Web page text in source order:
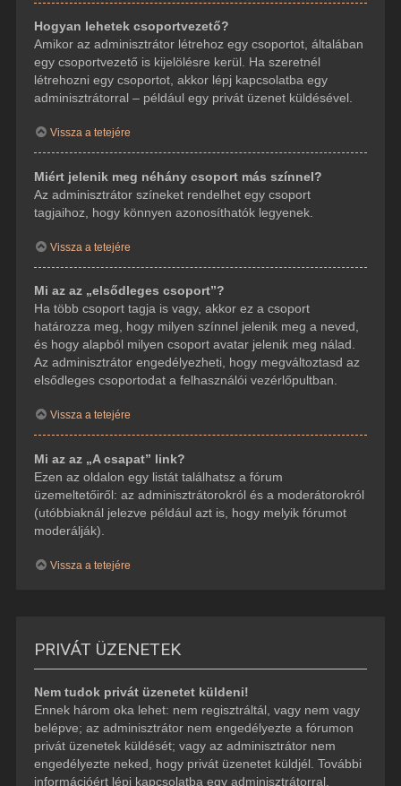
Hogyan lehetek csoportvezető?
Amikor az adminisztrátor létrehoz egy csoportot, általában
egy csoportvezető is kijelölésre kerül. Ha szeretnél
létrehozni egy csoportot, akkor lépj kapcsolatba egy
adminisztrátorral – például egy privát üzenet küldésével.
Vissza a tetejére
Miért jelenik meg néhány csoport más színnel?
Az adminisztrátor színeket rendelhet egy csoport
tagjaihoz, hogy könnyen azonosíthatók legyenek.
Vissza a tetejére
Mi az az „elsődleges csoport”?
Ha több csoport tagja is vagy, akkor ez a csoport
határozza meg, hogy milyen színnel jelenik meg a neved,
és hogy alapból milyen csoport avatar jelenik meg nálad.
Az adminisztrátor engedélyezheti, hogy megváltoztasd az
elsődleges csoportodat a felhasználói vezérlőpultban.
Vissza a tetejére
Mi az az „A csapat” link?
Ezen az oldalon egy listát találhatsz a fórum
üzemeltetőiről: az adminisztrátorokról és a moderátorokról
(utóbbiaknál jelezve például azt is, hogy melyik fórumot
moderálják).
Vissza a tetejére
PRIVÁT ÜZENETEK
Nem tudok privát üzenetet küldeni!
Ennek három oka lehet: nem regisztráltál, vagy nem vagy
belépve; az adminisztrátor nem engedélyezte a fórumon
privát üzenetek küldését; vagy az adminisztrátor nem
engedélyezte neked, hogy privát üzenetet küldjél. További
információért lépj kapcsolatba egy adminisztrátorral.